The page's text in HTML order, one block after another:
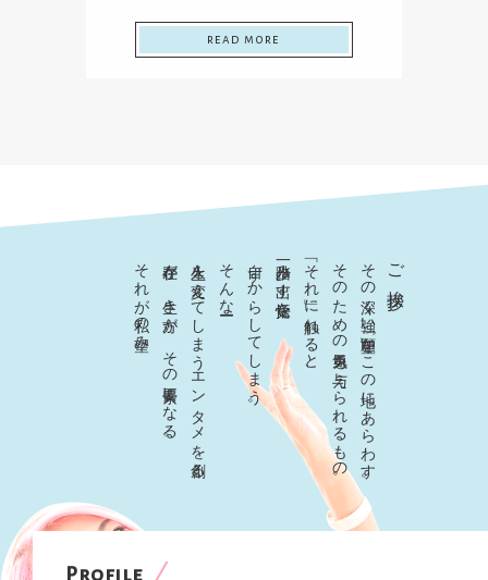
read more
ご挨拶
その深く強い「願望」をこの地にあらわす。
そのための勇気を与えられるもの。
「それ」に触れると、
一歩踏み出す覚悟を
自ずからしてしまう。
そんなーー
人生を変えてしまうエンタメを創る。
存在が、生き方が、その要素になる。
それが私の望み。
Profile